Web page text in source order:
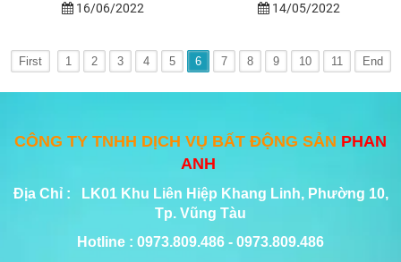
16/06/2022
14/05/2022
First 1 2 3 4 5 6 7 8 9 10 11 End
CÔNG TY TNHH DỊCH VỤ BẤT ĐỘNG SẢN PHAN
ANH
Địa Chỉ : LK01 Khu Liên Hiệp Khang Linh, Phường 10,
Tp. Vũng Tàu
Hotline : 0973.809.486 - 0973.809.486